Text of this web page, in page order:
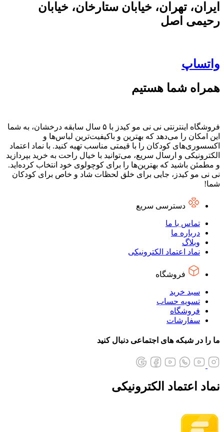
ایران، تهران، خیابان ستارخان، خیابان
رحیمی اصل
واتساپ
همراه شما هستیم
فروشگاه اینترنتی نی نی مو کیدز با ۵ سال سابقه درخشان، به شما
این امکان را می‌دهد که بهترین و باکیفیت‌ترین لباس‌ها و
اکسسوری‌های کودکان را با قیمتی مناسب تهیه کنید. با نماد اعتماد
الکترونیکی و ارسال سریع، می‌توانید با خیال راحت به خرید بپردازید
و مطمئن باشید که بهترین‌ها را برای کوچولوی خود انتخاب کرده‌اید.
نی نی مو کیدز، جایی برای خلق لحظات شاد و خاص برای کودکان
شما!
دسترسی سریع
تماس با ما
درباره ما
وبلاگ
نماد اعتماد الکترونیکی
فروشگاه
سبد خرید
تسویه حساب
فروشگاه
سفارشات
ما را در شبکه های اجتماعی دنبال کنید
نماد اعتماد الکترونیکی